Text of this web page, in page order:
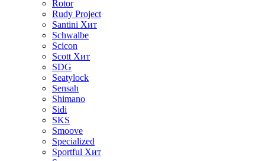
Rotor
Rudy Project
Santini Хит
Schwalbe
Scicon
Scott Хит
SDG
Seatylock
Sensah
Shimano
Sidi
SKS
Smoove
Specialized
Sportful Хит